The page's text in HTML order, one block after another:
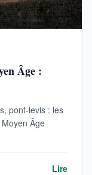
Âge :
pont-levis : les
Âge
Lire